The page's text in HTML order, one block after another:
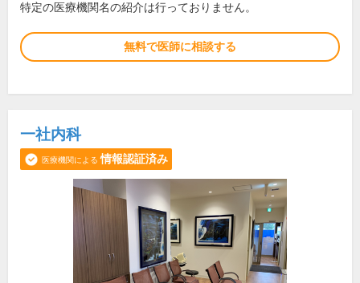
特定の医療機関名の紹介は行っておりません。
無料で医師に相談する
一社内科
医療機関による 情報認証済み